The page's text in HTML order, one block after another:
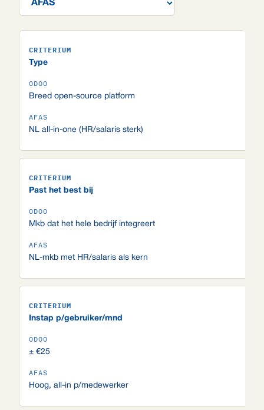
Type
Breed open-source platform
NL all-in-one (HR/salaris sterk)
Past het best bij
Mkb dat het hele bedrijf integreert
NL-mkb met HR/salaris als kern
Instap p/gebruiker/mnd
± €25
Hoog, all-in p/medewerker